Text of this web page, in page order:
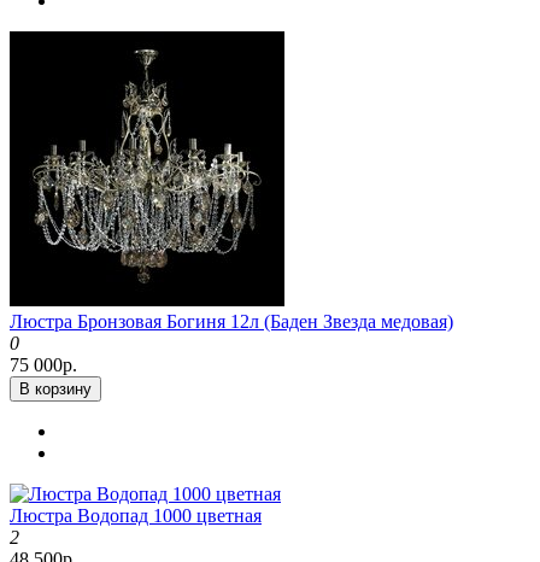
Люстра Бронзовая Богиня 12л (Баден Звезда медовая)
0
75 000р.
В корзину
Люстра Водопад 1000 цветная
2